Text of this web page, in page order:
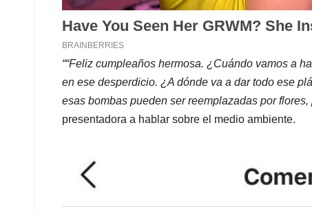
““Feliz cumpleaños hermosa. ¿Cuándo vamos a
en ese desperdicio. ¿A dónde va a dar todo ese
esas bombas pueden ser reemplazadas por flores,
presentadora a hablar sobre el medio ambiente.